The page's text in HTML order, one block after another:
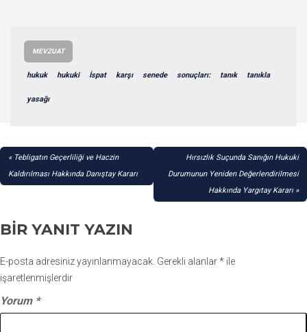
MEVZUAT
hukuk hukuki İspat karşı senede sonuçları: tanık tanıkla
yasağı
YAZI
GEZINMESI
Tebligatın Geçerliliği ve Haczin
Kaldırılması Hakkında Danıştay Kararı
Hırsızlık Suçunda Sanığın Hukuki
Durumunun Yeniden Değerlendirilmesi
Hakkında Yargıtay Kararı
BIR YANIT YAZIN
E-posta adresiniz yayınlanmayacak. Gerekli alanlar* ile
işaretlenmişlerdir
Yorum *